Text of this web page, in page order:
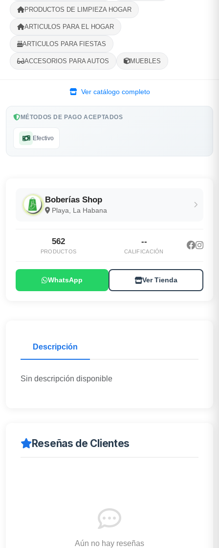
PRODUCTOS DE LIMPIEZA HOGAR
ARTICULOS PARA EL HOGAR
ARTICULOS PARA FIESTAS
ACCESORIOS PARA AUTOS MUEBLES
Ver catálogo completo
- +
MÉTODOS DE PAGO ACEPTADOS
Efectivo
Boberías Shop
Playa, La Habana
562
PRODUCTOS
--
CALIFICACIÓN
WhatsApp Ver Tienda
Descripción
Sin descripción disponible
Reseñas de Clientes
Aún no hay reseñas